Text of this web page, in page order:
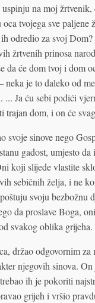
na moj
tvojega sve paljene
odredio za svoj Dom?
žrtvenih prinosa
će dom tvoj i dom
je to daleko od
... Ja ću sebi podići
dom, i on će
svoje sinove nego
gadost, umjesto
koji slijede vlastite
sebičnih želja, i ne
svoju bezbožnu
da proslave Boga,
svakog oblika grijeha.
držao odgovornim
njegovih sinova.
ih je pokoriti
grijeh i vršio